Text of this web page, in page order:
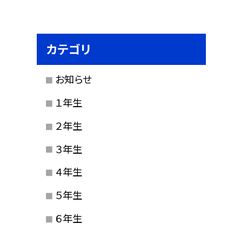
カテゴリ
お知らせ
１年生
２年生
３年生
４年生
５年生
６年生